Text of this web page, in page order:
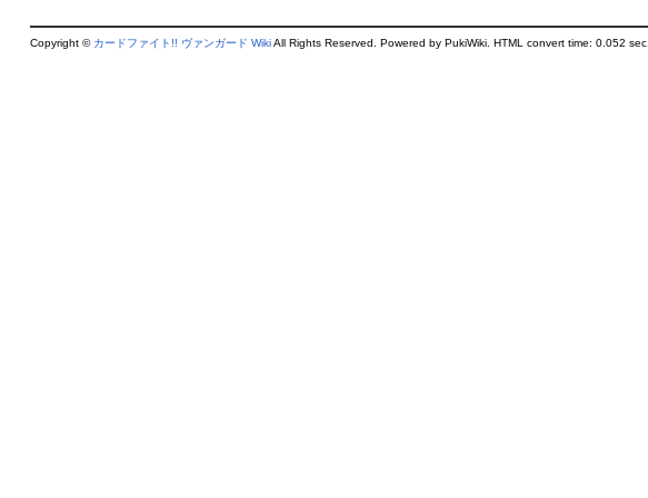
Copyright © カードファイト!! ヴァンガード WikiAll Rights Reserved. Powered by PukiWiki. HTML convert time: 0.052 sec.